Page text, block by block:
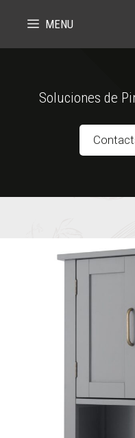
MENU
Soluciones de